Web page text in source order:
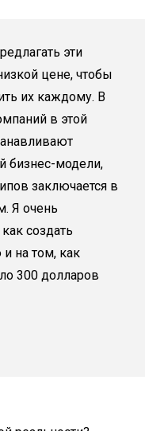
эти
цене, чтобы
их каждому. В
в этой
бизнес-модели,
заключается в
Я очень
создать
и на том, как
300 долларов